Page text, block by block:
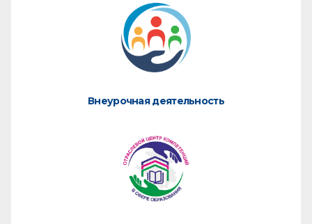
Внеурочная деятельность